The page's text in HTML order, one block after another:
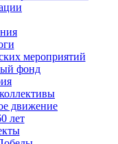
мероприятий
фонд
движение
лет